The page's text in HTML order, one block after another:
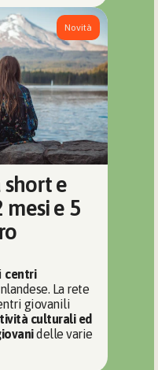
Novità
short e
e 5
centri
La rete
giovanili
culturali ed
delle varie